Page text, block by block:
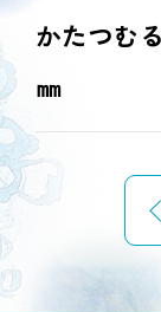
かたつむ
㎜